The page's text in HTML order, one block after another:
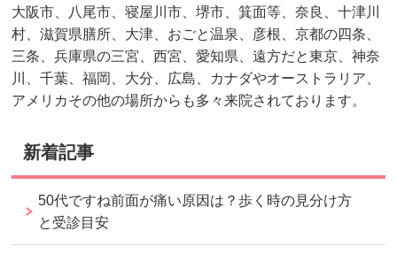
大阪市、八尾市、寝屋川市、堺市、箕面等、奈良、十津川
村、滋賀県膳所、大津、おごと温泉、彦根、京都の四条、
三条、兵庫県の三宮、西宮、愛知県、遠方だと東京、神奈
川、千葉、福岡、大分、広島、カナダやオーストラリア、
アメリカその他の場所からも多々来院されております。
新着記事
50代ですね前面が痛い原因は？歩く時の見分け方
と受診目安